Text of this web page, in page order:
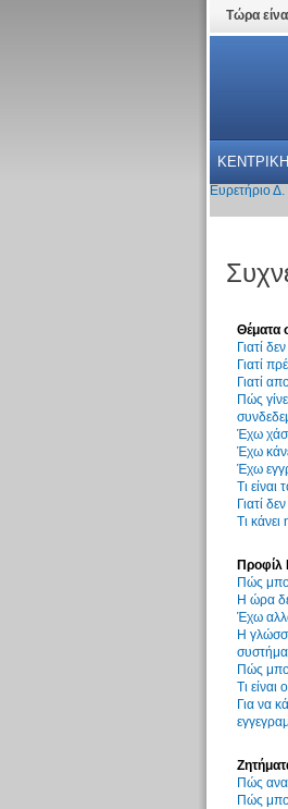
Τώρα
ΚΕΝΤΡΙΚΗ
Ευρετήριο
Θέματα
Γιατί
Γιατί
Γιατί
Πώς
Έχω
Έχω
Έχω
Τι είναι
Γιατί
Τι
Προφίλ
Πώς
Η ώρα
Έχω
Η
Πώς
Τι
Για να
Πώς
Πώς